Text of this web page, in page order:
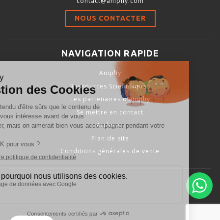
Stimulation-évaluation Thermique
ACTIVITÉ LOCOMOTRICE ET EXPLORATOIRE
COORDINATION ET SENSORI-MOTEUR
RYTHMES CIRCADIENS
DÉVELOPPEMENTS À FAÇON
PORTIQUES & STATIONS D’ANÉSTHÉSIE
ASPIRATEURS ET CARTOUCHES CHARBON ACTIF
ÉVAPORATEURS
NOUS CONTACTER
NAVIGATION RAPIDE
Aniphy
Ressources Scientifiques
Les partenaires d’aniphy
Se mettre en contact
Archives
Plan de site
Conditions générales de vente